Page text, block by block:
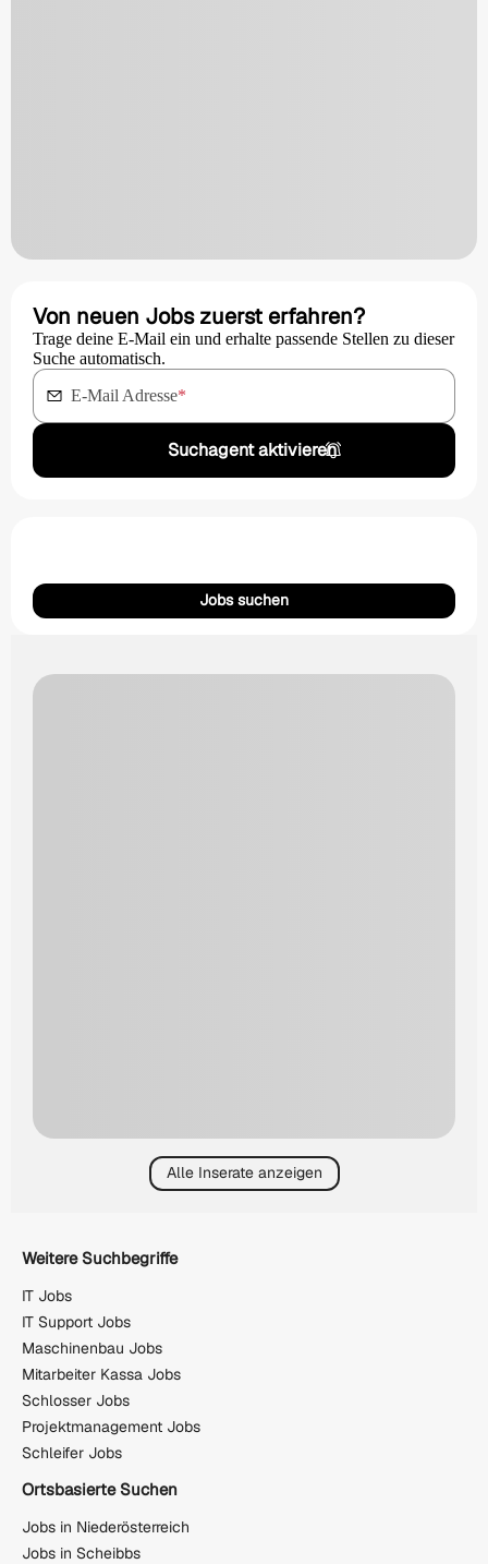
Von neuen Jobs zuerst erfahren?
Trage deine E-Mail ein und erhalte passende Stellen zu dieser
Suche automatisch.
E-Mail Adresse*
Suchagent aktivieren
Jobs suchen
Alle Inserate anzeigen
Weitere Suchbegriffe
IT Jobs
IT Support Jobs
Maschinenbau Jobs
Mitarbeiter Kassa Jobs
Schlosser Jobs
Projektmanagement Jobs
Schleifer Jobs
Ortsbasierte Suchen
Jobs in Niederösterreich
Jobs in Scheibbs